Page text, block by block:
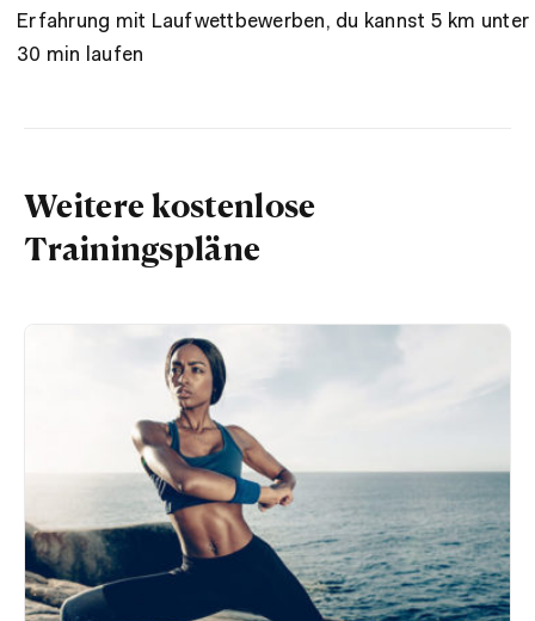
Erfahrung mit Laufwettbewerben, du kannst 5 km unter
30 min laufen
Weitere kostenlose
Trainingspläne